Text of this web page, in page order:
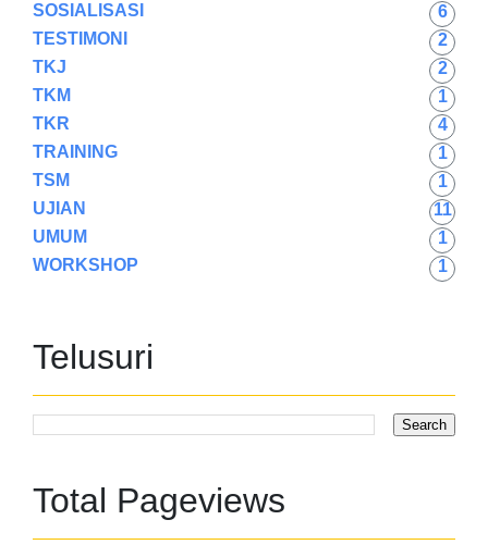
SOSIALISASI
6
TESTIMONI
2
TKJ
2
TKM
1
TKR
4
TRAINING
1
TSM
1
UJIAN
11
UMUM
1
WORKSHOP
1
Telusuri
Total Pageviews